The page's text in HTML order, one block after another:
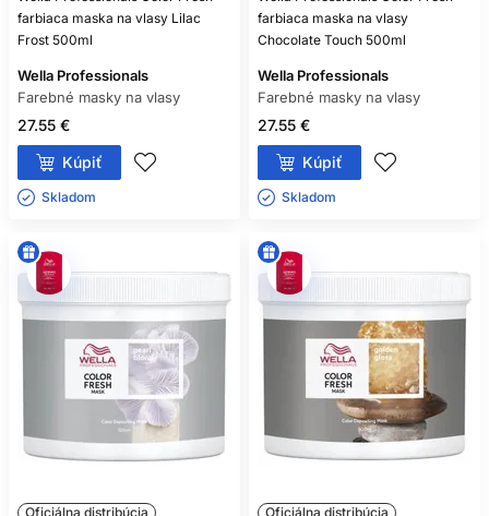
farbiaca maska na vlasy Lilac
Frost 500ml
Wella Professionals
Farebné masky na vlasy
27.55 €
Kúpiť
Skladom ㅤ
farbiaca maska na vlasy
Chocolate Touch 500ml
Wella Professionals
Farebné masky na vlasy
27.55 €
Kúpiť
Skladom ㅤ
Oficiálna distribúcia Oficiálna distribúcia